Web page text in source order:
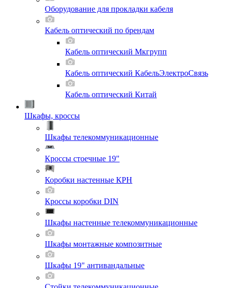
Оборудование для прокладки кабеля
Кабель оптический по брендам
Кабель оптический Мкгрупп
Кабель оптический КабельЭлектроСвязь
Кабель оптический Китай
Шкафы, кроссы
Шкафы телекоммуникационные
Кроссы стоечные 19"
Коробки настенные КРН
Кроссы коробки DIN
Шкафы настенные телекоммуникационные
Шкафы монтажные композитные
Шкафы 19" антивандальные